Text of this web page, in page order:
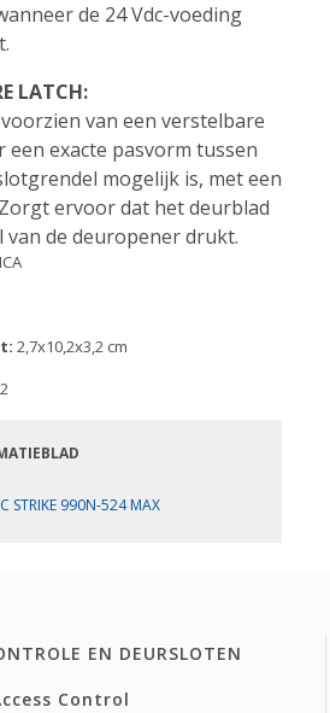
de 24 Vdc-voeding
LATCH:
van een verstelbare
een exacte pasvorm tussen
mogelijk is, met een
ervoor dat het deurblad
van de deuropener drukt.
2,7x10,2x3,2 cm
STRIKE 990N-524 MAX
EN DEURSLOTEN
Control